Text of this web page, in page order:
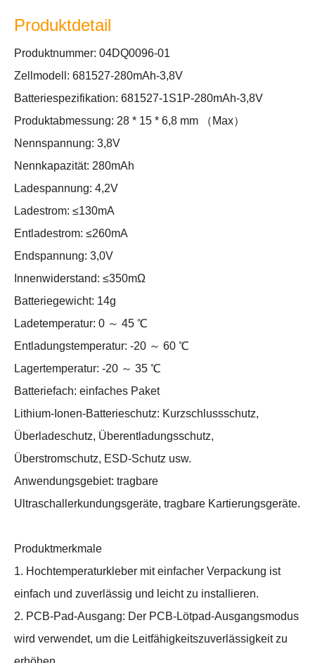
Produktdetail
Produktnummer: 04DQ0096-01
Zellmodell: 681527-280mAh-3,8V
Batteriespezifikation: 681527-1S1P-280mAh-3,8V
Produktabmessung: 28 * 15 * 6,8 mm （Max）
Nennspannung: 3,8V
Nennkapazität: 280mAh
Ladespannung: 4,2V
Ladestrom: ≤130mA
Entladestrom: ≤260mA
Endspannung: 3,0V
Innenwiderstand: ≤350mΩ
Batteriegewicht: 14g
Ladetemperatur: 0 ～ 45 ℃
Entladungstemperatur: -20 ～ 60 ℃
Lagertemperatur: -20 ～ 35 ℃
Batteriefach: einfaches Paket
Lithium-Ionen-Batterieschutz: Kurzschlussschutz,
Überladeschutz, Überentladungsschutz,
Überstromschutz, ESD-Schutz usw.
Anwendungsgebiet: tragbare
Ultraschallerkundungsgeräte, tragbare Kartierungsgeräte.
Produktmerkmale
1. Hochtemperaturkleber mit einfacher Verpackung ist
einfach und zuverlässig und leicht zu installieren.
2. PCB-Pad-Ausgang: Der PCB-Lötpad-Ausgangsmodus
wird verwendet, um die Leitfähigkeitszuverlässigkeit zu